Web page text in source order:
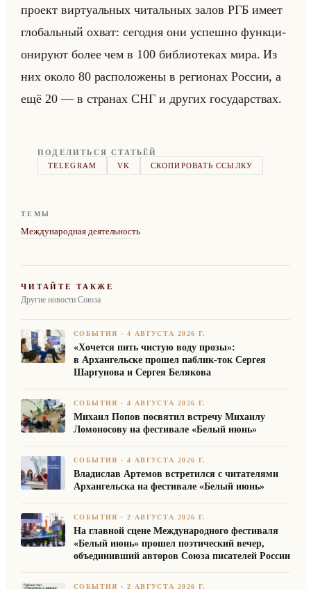
про­ект вир­ту­альных чи­тальных залов РГБ имеет
гло­бальный охват: се­год­ня они успеш­но функ­ци­
они­ру­ют более чем в 100 биб­лио­те­ках мира. Из
них около 80 рас­по­ло­же­ны в ре­ги­онах Рос­сии, а
ещё 20 — в стра­нах СНГ и дру­гих го­су­дар­ствах.
ПОДЕЛИТЬСЯ СТАТЬЁЙ
TELEGRAM
VK СКОПИРОВАТЬ ССЫЛКУ
ТЕМЫ
Международная деятельность
ЧИТАЙТЕ ТАКЖЕ
Другие новости Союза
СОБЫТИЯ ·4 АВГУСТА 2026 Г.
«Хочется пить чистую воду прозы»:
в Архангельске прошел паблик-ток Сергея
Шаргунова и Сергея Белякова
СОБЫТИЯ ·4 АВГУСТА 2026 Г.
Михаил Попов посвятил встречу Михаилу
Ломоносову на фестивале «Белый июнь»
СОБЫТИЯ ·4 АВГУСТА 2026 Г.
Владислав Артемов встретился с читателями
Архангельска на фестивале «Белый июнь»
СОБЫТИЯ ·2 АВГУСТА 2026 Г.
На главной сцене Международного фестиваля
«Белый июнь» прошел поэтический вечер,
объединивший авторов Союза писателей России
СОБЫТИЯ ·2 АВГУСТА 2026 Г.